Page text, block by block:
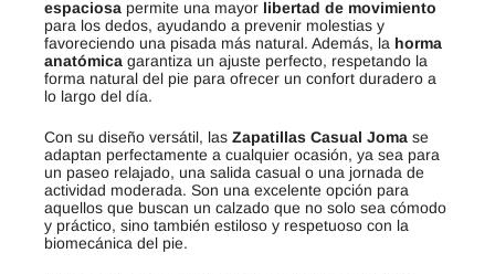
espaciosa permite una mayor libertad de movimiento
para los dedos, ayudando a prevenir molestias y
favoreciendo una pisada más natural. Además, la horma
anatómica garantiza un ajuste perfecto, respetando la
forma natural del pie para ofrecer un confort duradero a
lo largo del día.
Con su diseño versátil, las Zapatillas Casual Joma se
adaptan perfectamente a cualquier ocasión, ya sea para
un paseo relajado, una salida casual o una jornada de
actividad moderada. Son una excelente opción para
aquellos que buscan un calzado que no solo sea cómodo
y práctico, sino también estiloso y respetuoso con la
biomecánica del pie.